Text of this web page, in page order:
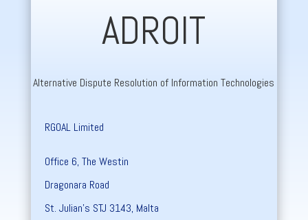
ADROIT
Alternative Dispute Resolution of Information Technologies
RGOAL Limited
Office 6, The Westin
Dragonara Road
St. Julian’s STJ 3143, Malta